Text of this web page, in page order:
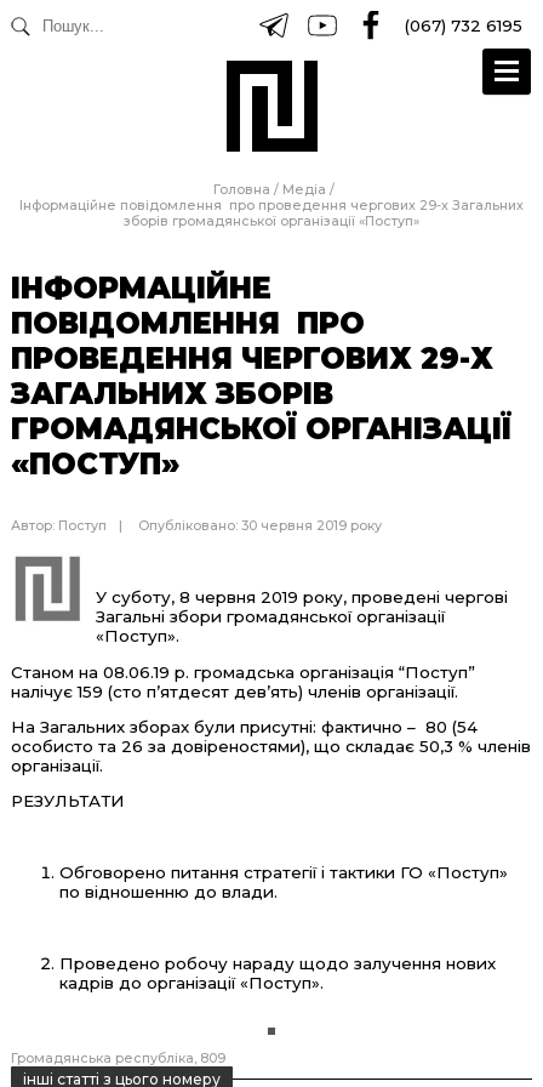
(067) 732 6195
Головна / Медіа /
Інформаційне повідомлення про проведення чергових 29-х Загальних
зборів громадянської організації «Поступ»
ІНФОРМАЦІЙНЕ
ПОВІДОМЛЕННЯ ПРО
ПРОВЕДЕННЯ ЧЕРГОВИХ 29-Х
ЗАГАЛЬНИХ ЗБОРІВ
ГРОМАДЯНСЬКОЇ ОРГАНІЗАЦІЇ
«ПОСТУП»
Автор: Поступ Опубліковано: 30 червня 2019 року
У суботу, 8 червня 2019 року, проведені чергові
Загальні збори громадянської організації
«Поступ».
Станом на 08.06.19 р. громадська організація “Поступ”
налічує 159 (сто п’ятдесят дев’ять) членів організації.
На Загальних зборах були присутні: фактично – 80 (54
особисто та 26 за довіреностями), що складає 50,3 % членів
організації.
РЕЗУЛЬТАТИ
Обговорено питання стратегії і тактики ГО «Поступ»
по відношенню до влади.
Проведено робочу нараду щодо залучення нових
кадрів до організації «Поступ».
Громадянська республіка 809
інші статті з цього номеру